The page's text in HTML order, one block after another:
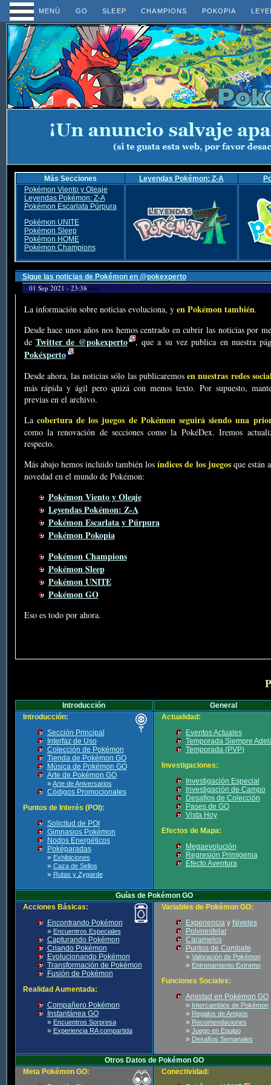
MENÚ GO SLEEP CHAMPIONS POKOPIA
Más Secciones Leyendas Pokémon: Z-A
Pokémon Viento y Oleaje
Leyendas Pokémon: Z-A
Pokémon Escarlata Púrpura
Pokémon UNITE
Pokémon Sleep
Pokémon HOME
Pokémon Champions
Sigue las noticias de Pokémon en @pokexperto
01 Sep 2021 - 23:38 por
La información sobre noticias evoluciona, y en Pokémon también.
Desde hace unos años nos hemos centrado en cubrir las noticias por
de Twitter de @pokexperto , que a su vez publica en nuestra
Pokéxperto
Desde ahora, las noticias sólo las publicaremosen nuestras redes
más rápida y ágil pero quizá con menos texto. Por supuesto,
previas en el archivo.
La cobertura de los juegos de Pokémon seguirá siendo una
como la renovación de secciones como la PokéDex. Iremos
respecto.
Más abajo hemos incluido también losíndices de los juegosque están
novedad en el mundo de Pokémon:
Pokémon Viento y Oleaje
Leyendas Pokémon: Z-A
Pokémon Escarlata y Púrpura
Pokémon Pokopia
Pokémon Champions
Pokémon Sleep
Pokémon UNITE
Pokémon GO
Eso es todo por ahora.
Introducción
General
Introducción:
Sección Principal
Interfaz de Uso
Colección de Pokémon
Tienda de Pokémon GO
Música de Pokémon GO
Arte de Pokémon GO
» Arte de Aniversarios
Códigos Promocionales
Puntos de Interés (POI):
Solicitud de POI
Gimnasios Pokémon
Nodos Energéticos
Poképaradas
» Exhibiciones
» Caza de Sellos
» Rutas y Zygarde
Actualidad:
Eventos Actuales
Temporada Siempre
Temporada (PVP)
Investigaciones:
Investigación Especial
Investigación de Campo
Desafíos de Colección
Pases de GO
Vista Hoy
Efectos de Mapa:
Megaevolución
Regresión Primigenia
Efecto Aventura
Guías de Pokémon GO
Acciones Básicas:
Encontrando Pokémon
» Encuentros Especiales
Capturando Pokémon
Criando Pokémon
Evolucionando Pokémon
Transformación de Pokémon
Fusión de Pokémon
Realidad Aumentada:
Compañero Pokémon
Instantánea GO
» Encuentros Sorpresa
» Experiencia RA compartida
Variables de Pokémon GO:
Experienciay Niveles
Polvoestelar
Caramelos
Puntos de Combate
» Valoración de Pokémon
» Entrenamiento Extremo
Funciones Sociales:
Amistad en Pokémon GO
» Intercambios de Pokémon
» Regalos de Amigos
» Recomendaciones
» Juego en Equipo
» Desafíos Semanales
Otros Datos de Pokémon GO
Meta Pokémon GO:
Conectividad: